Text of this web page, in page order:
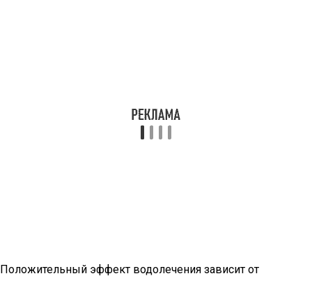
Положительный эффект водолечения зависит от